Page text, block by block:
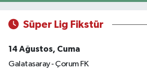
Süper Lig Fikstür
14 Ağustos, Cuma
Galatasaray - Çorum FK